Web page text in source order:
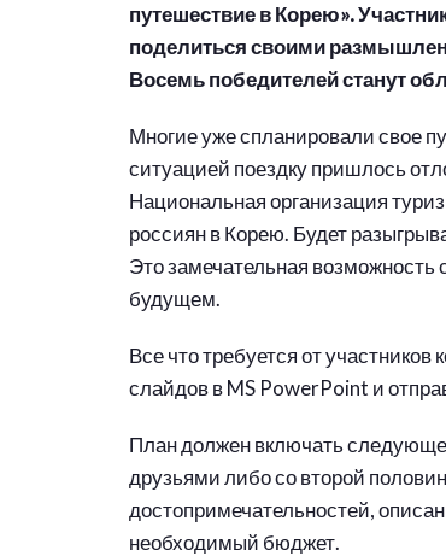
путешествие в Корею».
поделиться своими
Восемь победителей станут
Многие уже спланировали свое
ситуацией поездку пришлось
Национальная организация
россиян в Корею. Будет
Это замечательная
будущем.
Все что требуется от
слайдов в MS PowerPoint и
План должен включать
друзьями либо со второй
достопримечательностей,
необходимый бюджет.